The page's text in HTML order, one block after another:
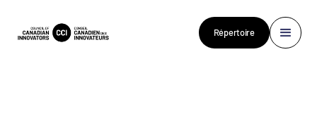
Répertoire